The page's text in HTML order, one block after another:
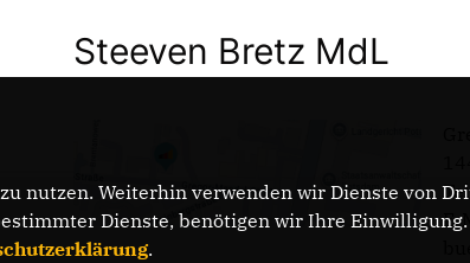
Steeven Bretz MdL
E-
nutzen. Weiterhin verwenden wir Dienste von
Dienste, benötigen wir Ihre
.